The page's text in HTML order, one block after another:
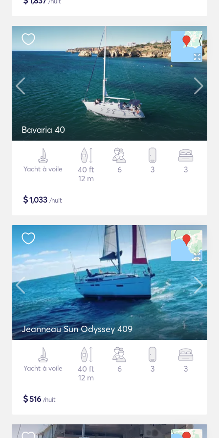
Bavaria 40
Yacht à voile
40 ft
12 m
6 3 3
$1,033 /nuit
Jeanneau Sun Odyssey 409
Yacht à voile
40 ft
12 m
6 3 3
$516 /nuit